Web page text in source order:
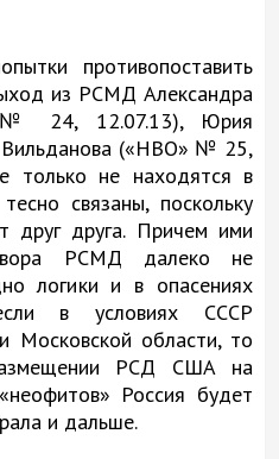
противопоставить
из РСМД Александра
24, 12.07.13), Юрия
Вильданова («НВО» № 25,
только не находятся в
связаны, поскольку
друг друга. Причем ими
РСМД далеко не
логики и в опасениях
в условиях СССР
Московской области, то
РСД США на
Россия будет
и дальше.